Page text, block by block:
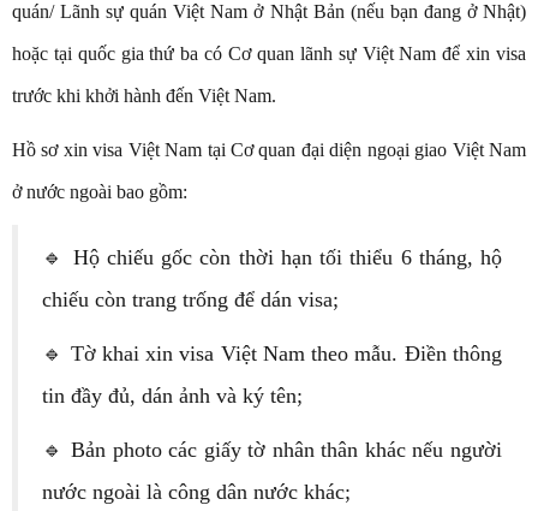
quán/ Lãnh sự quán Việt Nam ở Nhật Bản (nếu bạn đang ở Nhật)
hoặc tại quốc gia thứ ba có Cơ quan lãnh sự Việt Nam để xin visa
trước khi khởi hành đến Việt Nam.
Hồ sơ xin visa Việt Nam tại Cơ quan đại diện ngoại giao Việt Nam
ở nước ngoài bao gồm:
🔹 Hộ chiếu gốc còn thời hạn tối thiểu 6 tháng, hộ
chiếu còn trang trống để dán visa;
🔹 Tờ khai xin visa Việt Nam theo mẫu. Điền thông
tin đầy đủ, dán ảnh và ký tên;
🔹 Bản photo các giấy tờ nhân thân khác nếu người
nước ngoài là công dân nước khác;